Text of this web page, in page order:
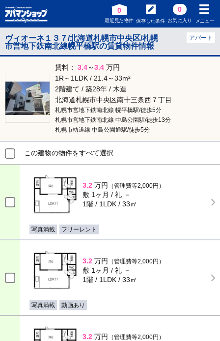
0
最近見た物件 保存した条件
0
お気に入り メニュー
ヴィオーネ１３７/北海道札幌市中央区/札幌
市営地下鉄南北線幌平橋駅の賃貸物件情報
アパート
賃料： 3.4～3.4 万円
1R～1LDK / 21.4～33m²
2階建て / 築28年 / 木造
北海道札幌市中央区南十三条西７丁目
札幌市営地下鉄南北線 幌平橋駅/徒歩5分
札幌市営地下鉄南北線 中島公園駅/徒歩13分
札幌市軌道線 中島公園通駅/徒歩5分
この建物の物件をすべて選択
3.2 万円 （管理費等2,000円）
敷 1ヶ月 / 礼 －
1階 / 1LDK / 33㎡
写真満載 フリーレント
3.2 万円 （管理費等2,000円）
敷 1ヶ月 / 礼 －
1階 / 1LDK / 33㎡
写真満載 動画あり
3.2 万円 （管理費等2,000円）